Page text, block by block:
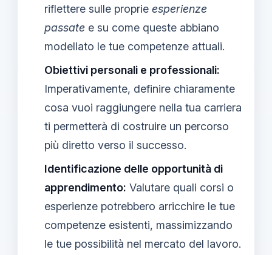
riflettere sulle proprie esperienze
passate e su come queste abbiano
modellato le tue competenze attuali.
Obiettivi personali e professionali:
Imperativamente, definire chiaramente
cosa vuoi raggiungere nella tua carriera
ti permetterà di costruire un percorso
più diretto verso il successo.
Identificazione delle opportunità di
apprendimento: Valutare quali corsi o
esperienze potrebbero arricchire le tue
competenze esistenti, massimizzando
le tue possibilità nel mercato del lavoro.